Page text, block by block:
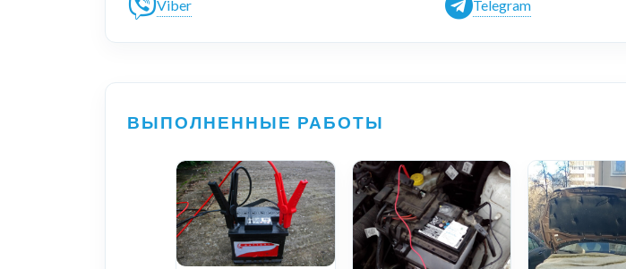
Viber Telegram
ВЫПОЛНЕННЫЕ РАБОТЫ